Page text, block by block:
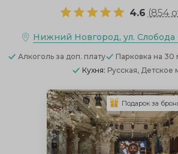
4.6 (854
Нижний Новгород, ул. Слобода
Алкоголь за доп. плату Парковка на 30
Кухня: Русская, Детское
Подарок за